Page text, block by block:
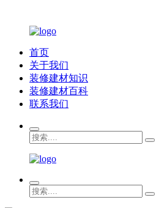
首页
关于我们
装修建材知识
装修建材百科
联系我们